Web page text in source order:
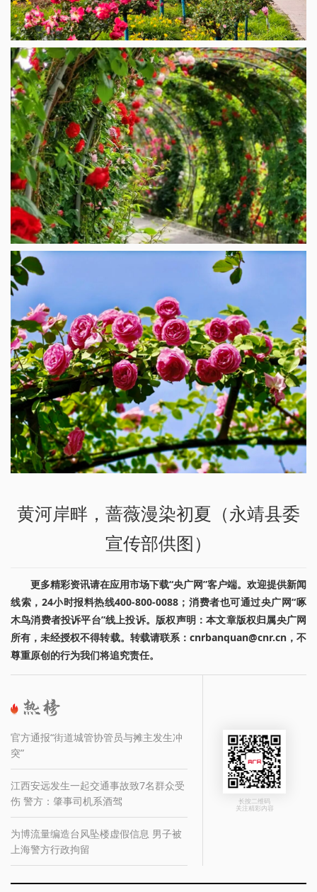
黄河岸畔，蔷薇漫染初夏（永靖县委
宣传部供图）
更多精彩资讯请在应用市场下载“央广网”客户端。欢迎提供新闻
线索，24小时报料热线400-800-0088；消费者也可通过央广网“啄
木鸟消费者投诉平台”线上投诉。版权声明：本文章版权归属央广网
所有，未经授权不得转载。转载请联系：cnrbanquan@cnr.cn，不
尊重原创的行为我们将追究责任。
官方通报“街道城管协管员与摊主发生冲
突”
江西安远发生一起交通事故致7名群众受
伤 警方：肇事司机系酒驾
为博流量编造台风坠楼虚假信息 男子被
上海警方行政拘留
长按二维码
关注精彩内容